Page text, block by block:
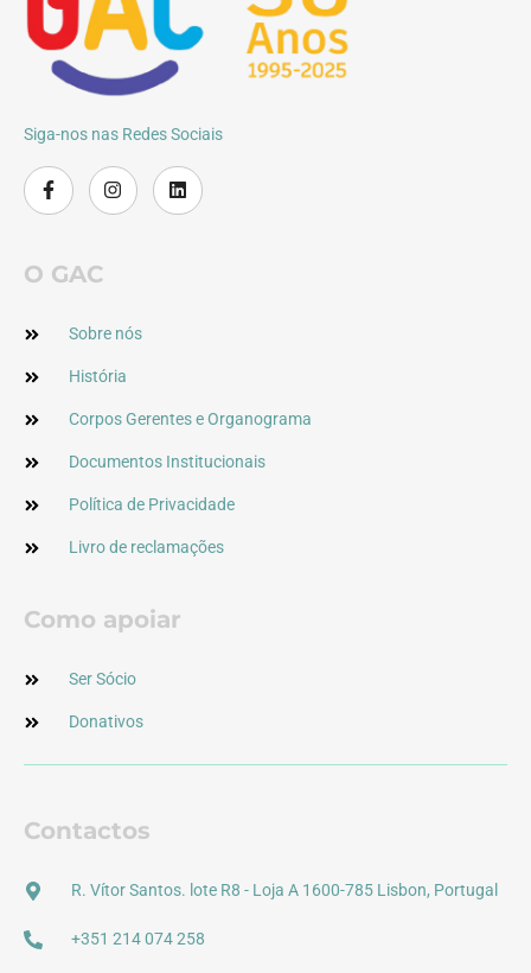
Siga-nos nas Redes Sociais
O GAC
Sobre nós
História
Corpos Gerentes e Organograma
Documentos Institucionais
Política de Privacidade
Livro de reclamações
Como apoiar
Ser Sócio
Donativos
Contactos
R. Vítor Santos. lote R8 - Loja A 1600-785 Lisbon, Portugal
+351 214 074 258